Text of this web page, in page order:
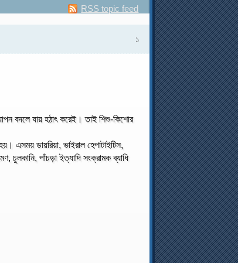
RSS topic feed
১
বদলে যায় হঠাৎ করেই। তাই শিশু-কিশোর
এসময় ডায়রিয়া, ভাইরাল হেপাটাইটিস,
চুলকানি, পাঁচড়া ইত্যাদি সংক্রামক ব্যাধি